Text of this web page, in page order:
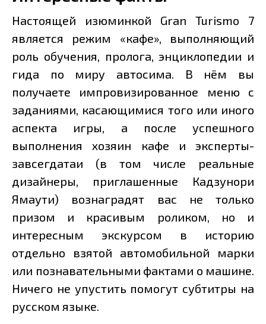
Настоящей изюминкой Gran Turismo 7
является режим «кафе», выполняющий
роль обучения, пролога, энциклопедии и
гида по миру автосима. В нём вы
получаете импровизированное меню с
заданиями, касающимися того или иного
аспекта игры, а после успешного
выполнения хозяин кафе и эксперты-
завсегдатаи (в том числе реальные
дизайнеры, приглашенные Кадзунори
Ямаути) вознаградят вас не только
призом и красивым роликом, но и
интересным экскурсом в историю
отдельно взятой автомобильной марки
или познавательными фактами о машине.
Ничего не упустить помогут субтитры на
русском языке.